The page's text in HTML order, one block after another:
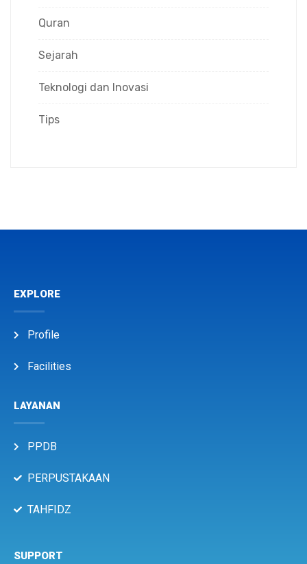
Quran
Sejarah
Teknologi dan Inovasi
Tips
EXPLORE
Profile
Facilities
LAYANAN
PPDB
PERPUSTAKAAN
TAHFIDZ
SUPPORT